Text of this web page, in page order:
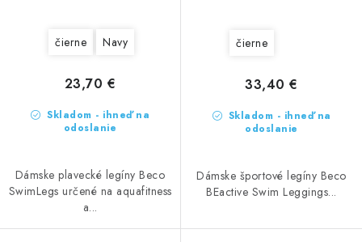
čierne Navy
Skladom - ihneď na
odoslanie
23,70 €
Dámske plavecké legíny Beco
SwimLegs určené na aquafitness
a...
čierne
Skladom - ihneď na
odoslanie
33,40 €
Dámske športové legíny Beco
BEactive Swim Leggings...